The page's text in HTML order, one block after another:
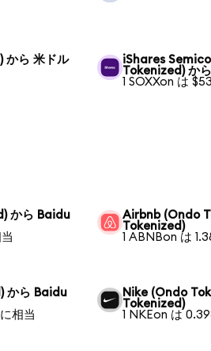
から 米ドル
iShares
Tokenized) か
1 SOXXon は
から Baidu
Airbnb (Ondo
Tokenized)
1 ABNBon は
から Baidu
相当
Nike (Ondo
Tokenized)
1 NKEon は